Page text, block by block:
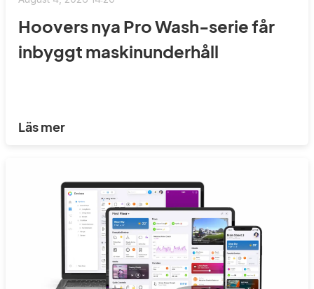
Hoovers nya Pro Wash-serie får
inbyggt maskinunderhåll
Läs mer